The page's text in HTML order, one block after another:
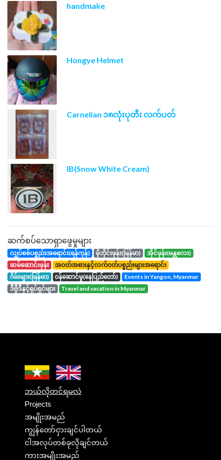
handmake
Hongye Helmet
Carnelian ၁၈လုံးပုတီး လက်ပတ်
IB(Snow White Cream)
ဆက်စပ်သောရှာဖွေမှုများ
လျှပ်စစ်ပစ္စည်းအရောင်း(ရန်ကုန်) မိုဘိုင်းဖုန်း(မြန်မာ)
အိုင်ဖုန်း(မန္တလေး)
ဆမ်ဆောင်းဖုန်း
အဝတ်အစားနှင့်လက်ဝတ်ပစ္စည်းများအရောင်း
ဂိမ်းများ(မြန်မာ)
ဝန်ဆောင်မှု(နေပြည်တော်)
events in Yangon, Myanmar
ဒီဗွီဒီနှင့်ရုပ်ရှင်များ
travel and vacation in Myanmar
ဘယ်လိုတင်ရမလဲ
Projects
အမျိုးအမည်
ကျွန်တော်ငှားချင်ပါတယ်
ငါအလုပ်တစ်ခုလိုချင်တယ်
ကားအမျိုးအမည်